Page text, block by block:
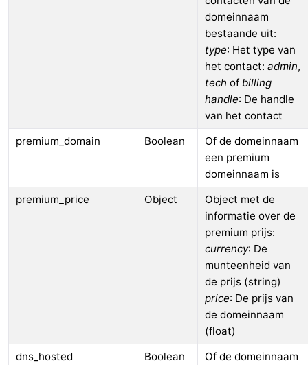
domeinnaam
bestaande uit:
type: Het type van
het contact: admin,
tech of billing
handle: De handle
van het contact
premium_domain
Boolean
Of de domeinnaam
een premium
domeinnaam is
premium_price
Object
Object met de
informatie over de
premium prijs:
currency: De
munteenheid van
de prijs (string)
price: De prijs van
de domeinnaam
(float)
dns_hosted
Boolean
Of de domeinnaam